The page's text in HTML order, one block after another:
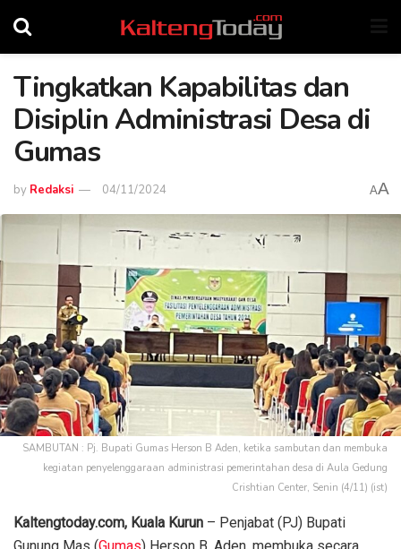
Tingkatkan Kapabilitas dan
Disiplin Administrasi Desa di
Gumas
by Redaksi 04/11/2024 AA
SAMBUTAN : Pj. Bupati Gumas Herson B Aden, ketika sambutan dan membuka
kegiatan penyelenggaraan administrasi pemerintahan desa di Aula Gedung
Crishtian Center, Senin (4/11) (ist)
Kaltengtoday.com, Kuala Kurun – Penjabat (PJ) Bupati